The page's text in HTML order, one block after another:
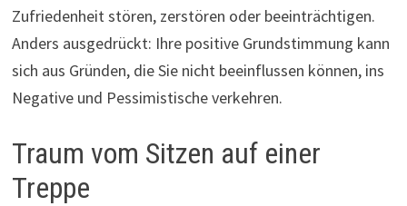
Zufriedenheit stören, zerstören oder beeinträchtigen.
Anders ausgedrückt: Ihre positive Grundstimmung kann
sich aus Gründen, die Sie nicht beeinflussen können, ins
Negative und Pessimistische verkehren.
Traum vom Sitzen auf einer
Treppe